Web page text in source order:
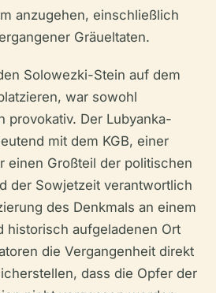
anzugehen, einschließlich
Gräueltaten.
Solowezki-Stein auf dem
war sowohl
provokativ. Der Lubyanka-
mit dem KGB, einer
einen Großteil der politischen
der Sowjetzeit verantwortlich
des Denkmals an einem
historisch aufgeladenen Ort
die Vergangenheit direkt
dass die Opfer der